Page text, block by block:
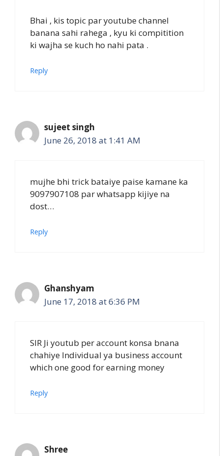
Bhai , kis topic par youtube channel
banana sahi rahega , kyu ki compitition
ki wajha se kuch ho nahi pata .
Reply
sujeet singh
June 26, 2018 at 1:41 AM
mujhe bhi trick bataiye paise kamane ka
9097907108 par whatsapp kijiye na
dost…
Reply
Ghanshyam
June 17, 2018 at 6:36 PM
SIR Ji youtub per account konsa bnana
chahiye Individual ya business account
which one good for earning money
Reply
Shree